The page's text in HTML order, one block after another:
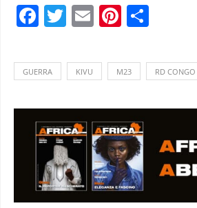
Facebook
Twitter
Email
GUERRA KIVU M23 RD CONGO